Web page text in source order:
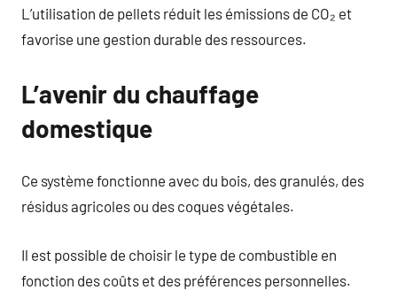
L’utilisation de pellets réduit les émissions de CO₂ et
favorise une gestion durable des ressources.
L’avenir du chauffage
domestique
Ce système fonctionne avec du bois, des granulés, des
résidus agricoles ou des coques végétales.
Il est possible de choisir le type de combustible en
fonction des coûts et des préférences personnelles.